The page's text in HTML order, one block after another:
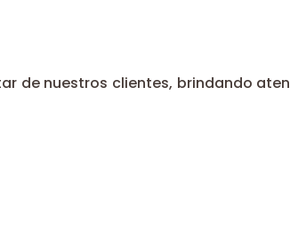
de nuestros clientes, brindando